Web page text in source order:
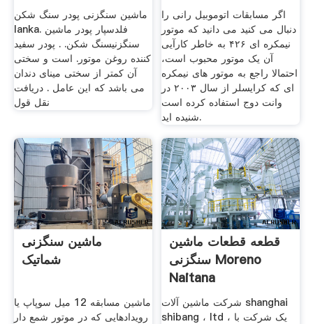
ماشین سنگزنی پودر سنگ شکن
lanka. فلدسپار پودر ماشین
سنگزنیسنگ شکن. . پودر سفید
کننده روغن موتور. است و سختی
آن کمتر از سختی مینای دندان
می باشد که این عامل . دریافت
نقل قول
اگر مسابقات اتوموبیل رانی را
دنبال می کنید می دانید که موتور
نیمکره ای ۴٢۶ به خاطر کارآیی
آن یک موتور محبوب است،
احتمالا راجع به موتور های نیمکره
ای که کرایسلر از سال ٢٠٠٣ در
وانت دوج استفاده کرده است
شنیده اید.
ماشین سنگزنی
شماتیک
ماشین مسابقه 12 میل سوپاپ یا
رویدادهایی که در موتور شمع دار
قطعه قطعات ماشین
سنگزنی Moreno
Naitana
شرکت ماشین آلات shanghai
shibang ، ltd ، یک شرکت با